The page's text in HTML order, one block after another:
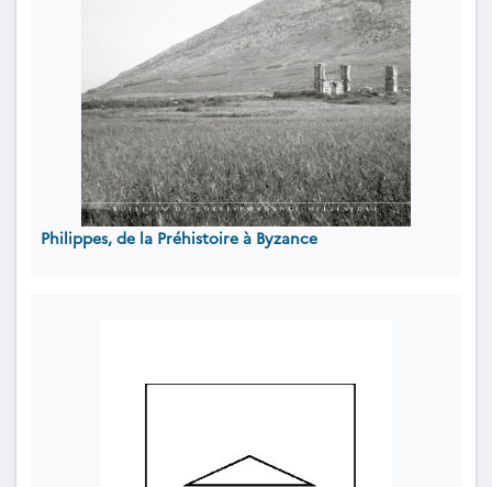
Philippes, de la Préhistoire à Byzance